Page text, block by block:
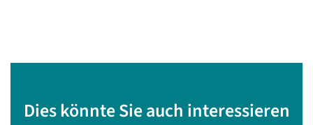
Dies könnte Sie auch interessieren